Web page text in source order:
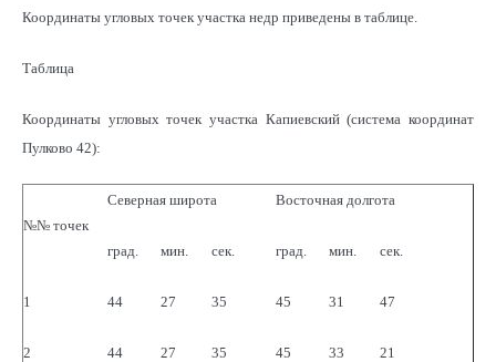
Координаты угловых точек участка недр приведены в таблице.
Таблица
Координаты угловых точек участка Капиевский (система координат
Пулково 42):
№№ точек
Северная широта Восточная долгота
град. мин. сек. град. мин. сек.
1 44 27 35 45 31 47
2 44 27 35 45 33 21